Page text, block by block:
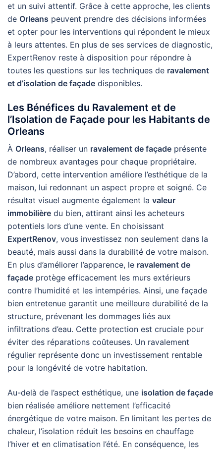
et un suivi attentif. Grâce à cette approche, les clients
de Orleans peuvent prendre des décisions informées
et opter pour les interventions qui répondent le mieux
à leurs attentes. En plus de ses services de diagnostic,
ExpertRenov reste à disposition pour répondre à
toutes les questions sur les techniques de ravalement
et d’isolation de façade disponibles.
Les Bénéfices du Ravalement et de
l’Isolation de Façade pour les Habitants de
Orleans
À Orleans, réaliser un ravalement de façade présente
de nombreux avantages pour chaque propriétaire.
D’abord, cette intervention améliore l’esthétique de la
maison, lui redonnant un aspect propre et soigné. Ce
résultat visuel augmente également la valeur
immobilière du bien, attirant ainsi les acheteurs
potentiels lors d’une vente. En choisissant
ExpertRenov, vous investissez non seulement dans la
beauté, mais aussi dans la durabilité de votre maison.
En plus d’améliorer l’apparence, le ravalement de
façade protège efficacement les murs extérieurs
contre l’humidité et les intempéries. Ainsi, une façade
bien entretenue garantit une meilleure durabilité de la
structure, prévenant les dommages liés aux
infiltrations d’eau. Cette protection est cruciale pour
éviter des réparations coûteuses. Un ravalement
régulier représente donc un investissement rentable
pour la longévité de votre habitation.
Au-delà de l’aspect esthétique, une isolation de façade
bien réalisée améliore nettement l’efficacité
énergétique de votre maison. En limitant les pertes de
chaleur, l’isolation réduit les besoins en chauffage
l’hiver et en climatisation l’été. En conséquence, les